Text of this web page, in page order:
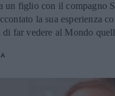
un figlio con il compagno
la sua esperienza
far vedere al Mondo